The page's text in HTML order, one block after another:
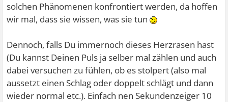
solchen Phänomenen konfrontiert werden, da hoffen
wir mal, dass sie wissen, was sie tun
Dennoch, falls Du immernoch dieses Herzrasen hast
(Du kannst Deinen Puls ja selber mal zählen und auch
dabei versuchen zu fühlen, ob es stolpert (also mal
aussetzt einen Schlag oder doppelt schlägt und dann
wieder normal etc.). Einfach nen Sekundenzeiger 10